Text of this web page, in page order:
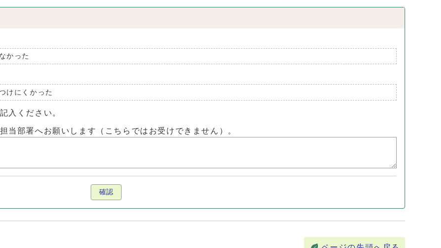
かった
けにくかった
入ください。
当部署へお願いします（こちらではお受けできません）。
確認